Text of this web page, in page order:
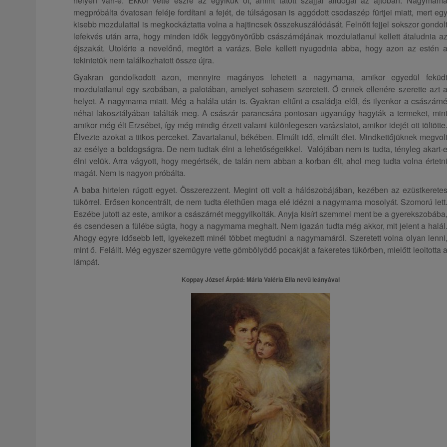
megpróbálta óvatosan feléje fordítani a fejét, de túlságosan is aggódott csodaszép fürtjei miatt, mert egy
kisebb mozdulattal is megkockáztatta volna a hajtincsek összekuszálódását. Felnőtt fejjel sokszor gondolt
lefekvés után arra, hogy minden idők leggyönyörűbb császárnéjának mozdulatlanul kellett átaludnia az
éjszakát. Utolérte a nevelőnő, megtört a varázs. Bele kellett nyugodnia abba, hogy azon az estén a
tekintetük nem találkozhatott össze újra.
Gyakran gondolkodott azon, mennyire magányos lehetett a nagymama, amikor egyedül feküdt
mozdulatlanul egy szobában, a palotában, amelyet sohasem szeretett. Ő ennek ellenére szerette azt a
helyet. A nagymama miatt. Még a halála után is. Gyakran eltűnt a családja elől, és ilyenkor a császárné
néhai lakosztályában találták meg. A császár parancsára pontosan ugyanúgy hagyták a termeket, mint
amikor még élt Erzsébet, így még mindig érzett valami különlegesen varázslatot, amikor idejét ott töltötte.
Élvezte azokat a titkos perceket. Zavartalanul, békében. Elmúlt idő, elmúlt élet. Mindkettőjüknek megvolt
az esélye a boldogságra. De nem tudtak élni a lehetőségeikkel. Valójában nem is tudta, tényleg akart-e
élni velük. Arra vágyott, hogy megértsék, de talán nem abban a korban élt, ahol meg tudta volna értetni
magát. Nem is nagyon próbálta.
A baba hirtelen rúgott egyet. Összerezzent. Megint ott volt a hálószobájában, kezében az ezüstkeretes
tükörrel. Erősen koncentrált, de nem tudta élethűen maga elé idézni a nagymama mosolyát. Szomorú lett.
Eszébe jutott az este, amikor a császárnét meggyilkolták. Anyja kisírt szemmel ment be a gyerekszobába,
és csendesen a fülébe súgta, hogy a nagymama meghalt. Nem igazán tudta még akkor, mit jelent a halál.
Ahogy egyre idősebb lett, igyekezett minél többet megtudni a nagymamáról. Szeretett volna olyan lenni,
mint ő. Felállt. Még egyszer szemügyre vette gömbölyödő pocakját a fakeretes tükörben, mielőtt leoltotta a
lámpát.
Koppay József Árpád: Mária Valéria Ella nevű leányával